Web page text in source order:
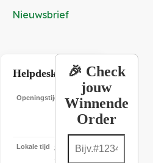
Nieuwsbrief
Helpdesk
Openingstijden 19:00
22:00
Lokale tijd
8-8-2026
🎉 Check
jouw
Winnende
Order